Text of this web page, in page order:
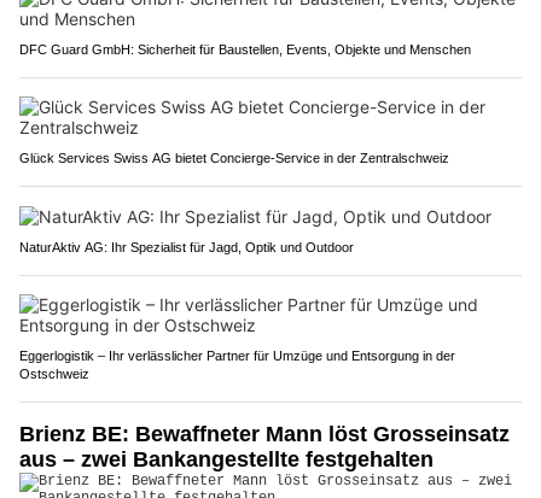
DFC Guard GmbH: Sicherheit für Baustellen, Events, Objekte und Menschen
Glück Services Swiss AG bietet Concierge-Service in der Zentralschweiz
NaturAktiv AG: Ihr Spezialist für Jagd, Optik und Outdoor
Eggerlogistik – Ihr verlässlicher Partner für Umzüge und Entsorgung in der
Ostschweiz
Brienz BE: Bewaffneter Mann löst Grosseinsatz
aus – zwei Bankangestellte festgehalten